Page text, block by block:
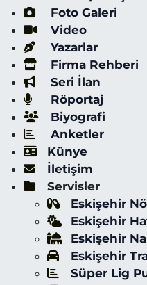
Foto Galeri
Video
Yazarlar
Firma Rehberi
Seri İlan
Röportaj
Biyografi
Anketler
Künye
İletişim
Servisler
Eskişehir
Eskişehir
Eskişehir
Eskişehir
Süper Lig